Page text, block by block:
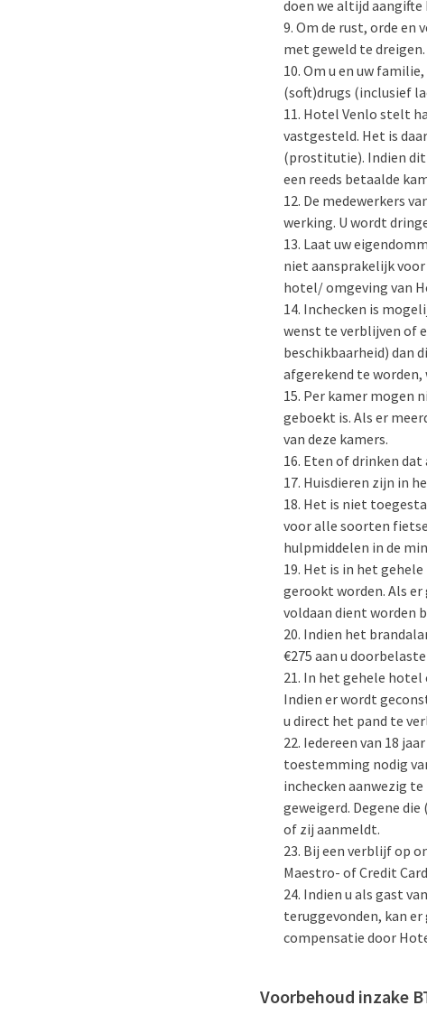
doen we altijd
Om de rust, orde en
met geweld te dreigen.
Om u en uw
(soft)drugs (inclusief
Hotel Venlo stelt
vastgesteld. Het is
(prostitutie). Indien dit
een reeds betaalde
De medewerkers
werking. U wordt
Laat uw
niet aansprakelijk
hotel/ omgeving van
Inchecken is
wenst te verblijven of
beschikbaarheid) dan
afgerekend te worden,
Per kamer mogen
geboekt is. Als er
van deze kamers.
Eten of drinken
Huisdieren zijn in
Het is niet
voor alle soorten
hulpmiddelen in de
Het is in het
gerookt worden. Als
voldaan dient worden
Indien het
€275 aan u
In het gehele hotel
Indien er wordt
u direct het pand te
Iedereen van 18
toestemming nodig
inchecken aanwezig
geweigerd. Degene
of zij aanmeldt.
Bij een verblijf op
Maestro- of Credit
Indien u als gast
teruggevonden, kan
compensatie door
Voorbehoud inzake